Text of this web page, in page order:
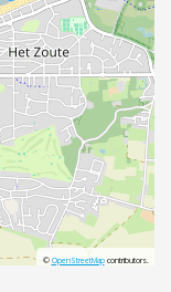
© OpenStreetMapcontributors.